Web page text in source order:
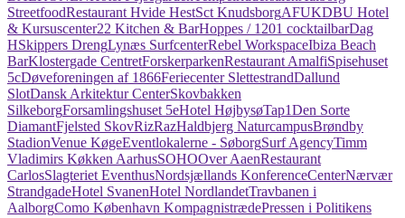
StreetfoodRestaurant Hvide HestSct KnudsborgAFUKDBU Hotel
& Kursuscenter22 Kitchen & BarHoppes / 1201 cocktailbarDag
HSkippers DrengLynæs SurfcenterRebel WorkspaceIbiza Beach
BarKlostergade CentretForskerparkenRestaurant AmalfiSpisehuset
5cDøveforeningen af 1866Feriecenter SlettestrandDallund
SlotDansk Arkitektur CenterSkovbakken
SilkeborgForsamlingshuset 5eHotel HøjbysøTap1Den Sorte
DiamantFjelsted SkovRizRazHaldbjerg NaturcampusBrøndby
StadionVenue KøgeEventlokalerne - SøborgSurf AgencyTimm
Vladimirs Køkken AarhusSOHOOver AaenRestaurant
CarlosSlagteriet EventhusNordsjællands KonferenceCenterNærvær
StrandgadeHotel SvanenHotel NordlandetTravbanen i
AalborgComo København KompagnistrædePressen i Politikens